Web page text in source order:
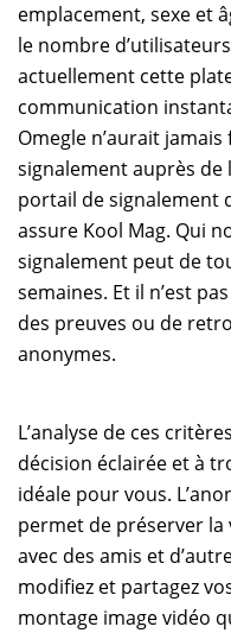
emplacement, sexe et
le nombre
actuellement cette
communication
Omegle n’aurait
signalement auprès de
portail de signalement
assure Kool Mag. Qui
signalement peut de
semaines. Et il n’est
des preuves ou de
anonymes.
L’analyse de ces
décision éclairée et à
idéale pour vous.
permet de préserver la
avec des amis et
modifiez et partagez
montage image vidéo